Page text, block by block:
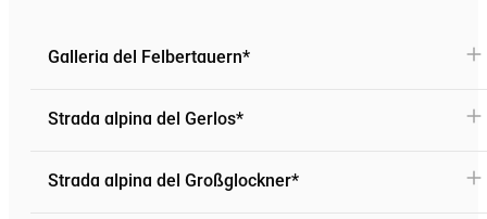
Galleria del Felbertauern*
Strada alpina del Gerlos*
Strada alpina del Großglockner*